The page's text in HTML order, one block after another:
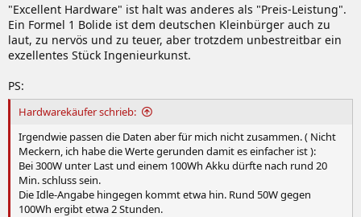
"Excellent Hardware" ist halt was anderes als "Preis-Leistung".
Ein Formel 1 Bolide ist dem deutschen Kleinbürger auch zu
laut, zu nervös und zu teuer, aber trotzdem unbestreitbar ein
exzellentes Stück Ingenieurkunst.
PS:
Hardwarekäufer schrieb:
Irgendwie passen die Daten aber für mich nicht zusammen. ( Nicht
Meckern, ich habe die Werte gerunden damit es einfacher ist ):
Bei 300W unter Last und einem 100Wh Akku dürfte nach rund 20
Min. schluss sein.
Die Idle-Angabe hingegen kommt etwa hin. Rund 50W gegen
100Wh ergibt etwa 2 Stunden.